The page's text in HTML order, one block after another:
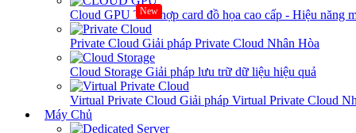
Cloud GPU New
Tích hợp card đồ họa cao cấp - Hiệu năng
Private Cloud Giải pháp Private Cloud Nhân Hòa
Cloud Storage Giải pháp lưu trữ dữ liệu hiệu quả
Virtual Private Cloud Giải pháp Virtual Private Cloud
Máy Chủ